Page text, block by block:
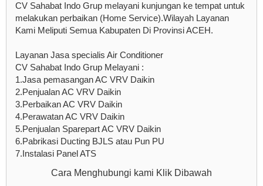
CV Sahabat Indo Grup melayani kunjungan ke tempat untuk
melakukan perbaikan (Home Service).Wilayah Layanan
Kami Meliputi Semua Kabupaten Di Provinsi ACEH.
Layanan Jasa specialis Air Conditioner
CV Sahabat Indo Grup Melayani :
1.Jasa pemasangan AC VRV Daikin
2.Penjualan AC VRV Daikin
3.Perbaikan AC VRV Daikin
4.Perawatan AC VRV Daikin
5.Penjualan Sparepart AC VRV Daikin
6.Pabrikasi Ducting BJLS atau Pun PU
7.Instalasi Panel ATS
Cara Menghubungi kami Klik Dibawah